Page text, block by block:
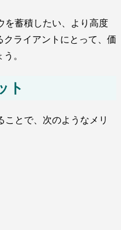
を蓄積したい、より高度
ライアントにとって、価
。
ト
とで、次のようなメリ